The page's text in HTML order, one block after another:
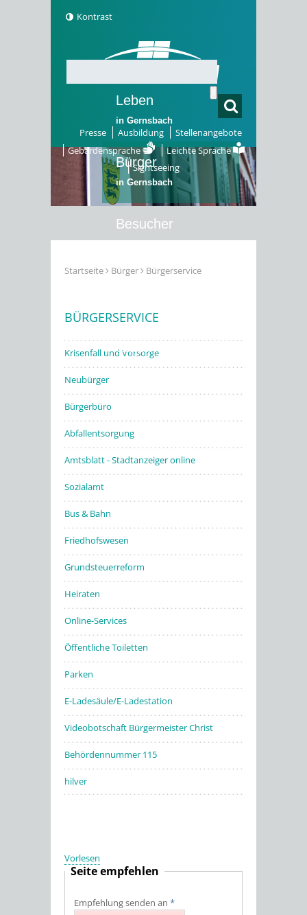
Kontrast
Presse Ausbildung
Stellenangebote
Gebärdensprache
Leichte Sprache
Sightseeing
Leben
in Gernsbach
Bürger
in Gernsbach
Besucher
Stadtwerke
Startseite Bürger Bürgerservice
BÜRGERSERVICE
Krisenfall und Vorsorge
Neubürger
Bürgerbüro
Abfallentsorgung
Amtsblatt - Stadtanzeiger online
Sozialamt
Bus & Bahn
Friedhofswesen
Grundsteuerreform
Heiraten
Online-Services
Öffentliche Toiletten
Parken
E-Ladesäule/E-Ladestation
Videobotschaft Bürgermeister Christ
Behördennummer 115
hilver
Vorlesen
Seite empfehlen
Empfehlung senden an *